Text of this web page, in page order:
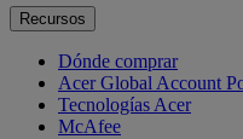
Recursos
Dónde comprar
Acer Global Account
Tecnologías Acer
McAfee